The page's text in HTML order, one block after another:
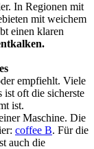
In Regionen mit
mit weichem
einen klaren
empfiehlt. Viele
ist oft die sicherste
ist.
Maschine. Die
coffee B. Für die
auch die